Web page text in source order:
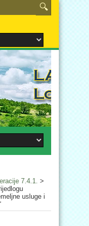
7.4.1. >
usluge i